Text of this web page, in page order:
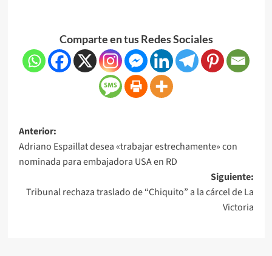
Comparte en tus Redes Sociales
Anterior:
Adriano Espaillat desea «trabajar estrechamente» con
nominada para embajadora USA en RD
Siguiente:
Tribunal rechaza traslado de “Chiquito” a la cárcel de La
Victoria